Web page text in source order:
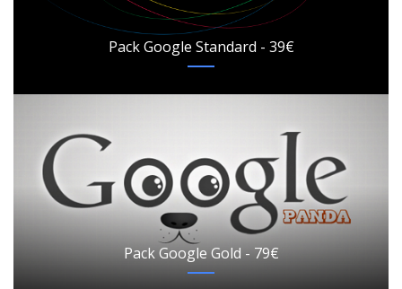
Pack Google Standard - 39€
Pack Google Gold - 79€